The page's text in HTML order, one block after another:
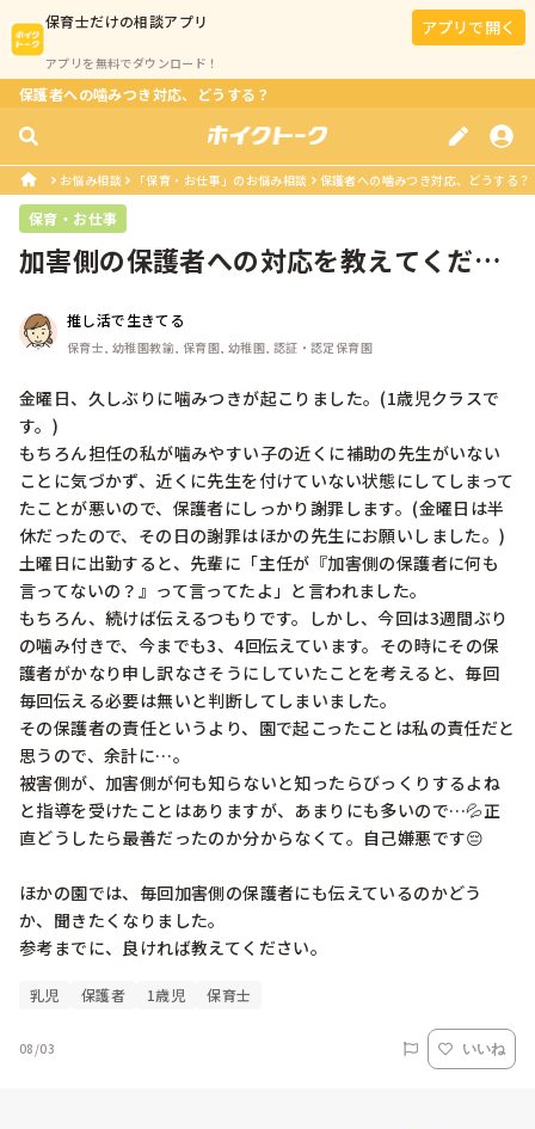
保育士だけの相談アプリ
アプリを無料でダウンロード！
アプリで開く
保護者への噛みつき対応、どうする？
お悩み相談 「保育・お仕事」のお悩み相談 保護者への噛みつき対応、どうする？
保育・お仕事
加害側の保護者への対応を教えてくださ
推し活で生きてる
保育士, 幼稚園教諭, 保育園, 幼稚園, 認証・認定保育園
金曜日、久しぶりに噛みつきが起こりました。(1歳児クラスで
す。)
もちろん担任の私が噛みやすい子の近くに補助の先生がいない
ことに気づかず、近くに先生を付けていない状態にしてしまって
たことが悪いので、保護者にしっかり謝罪します。(金曜日は半
休だったので、その日の謝罪はほかの先生にお願いしました。)
土曜日に出勤すると、先輩に「主任が『加害側の保護者に何も
言ってないの？』って言ってたよ」と言われました。
もちろん、続けば伝えるつもりです。しかし、今回は3週間ぶり
の噛み付きで、今までも3、4回伝えています。その時にその保
護者がかなり申し訳なさそうにしていたことを考えると、毎回
毎回伝える必要は無いと判断してしまいました。
その保護者の責任というより、園で起こったことは私の責任だと
思うので、余計に…。
被害側が、加害側が何も知らないと知ったらびっくりするよね
と指導を受けたことはありますが、あまりにも多いので…💦正
直どうしたら最善だったのか分からなくて。自己嫌悪です😔
ほかの園では、毎回加害側の保護者にも伝えているのかどう
か、聞きたくなりました。
参考までに、良ければ教えてください。
乳児 保護者 1歳児 保育士
08/03 いいね